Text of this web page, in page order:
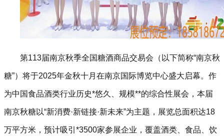
第113届南京秋季全国糖酒商品交易会（以下简称“南京秋
糖”）将于2025年金秋十月在南京国际博览中心盛大启幕。作
为中国食品酒类行业历史*悠久、规模**的综合性展会，本届
南京秋糖以“新消费·新链接·新未来”为主题，展览总面积达18
万平方米，预计吸引*3500家参展企业，覆盖酒类、食品、饮